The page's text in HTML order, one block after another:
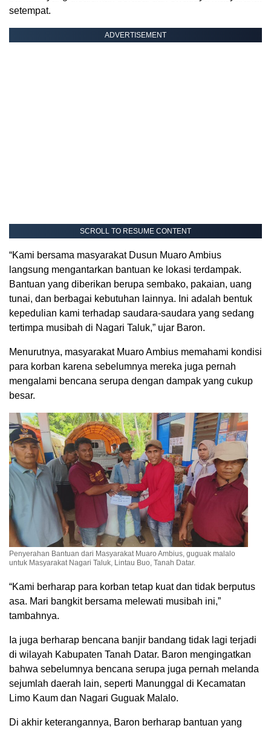
setempat.
ADVERTISEMENT
SCROLL TO RESUME CONTENT
“Kami bersama masyarakat Dusun Muaro Ambius
langsung mengantarkan bantuan ke lokasi terdampak.
Bantuan yang diberikan berupa sembako, pakaian, uang
tunai, dan berbagai kebutuhan lainnya. Ini adalah bentuk
kepedulian kami terhadap saudara-saudara yang sedang
tertimpa musibah di Nagari Taluk,” ujar Baron.
Menurutnya, masyarakat Muaro Ambius memahami kondisi
para korban karena sebelumnya mereka juga pernah
mengalami bencana serupa dengan dampak yang cukup
besar.
Penyerahan Bantuan dari Masyarakat Muaro Ambius, guguak malalo
untuk Masyarakat Nagari Taluk, Lintau Buo, Tanah Datar.
“Kami berharap para korban tetap kuat dan tidak berputus
asa. Mari bangkit bersama melewati musibah ini,”
tambahnya.
Ia juga berharap bencana banjir bandang tidak lagi terjadi
di wilayah Kabupaten Tanah Datar. Baron mengingatkan
bahwa sebelumnya bencana serupa juga pernah melanda
sejumlah daerah lain, seperti Manunggal di Kecamatan
Limo Kaum dan Nagari Guguak Malalo.
Di akhir keterangannya, Baron berharap bantuan yang